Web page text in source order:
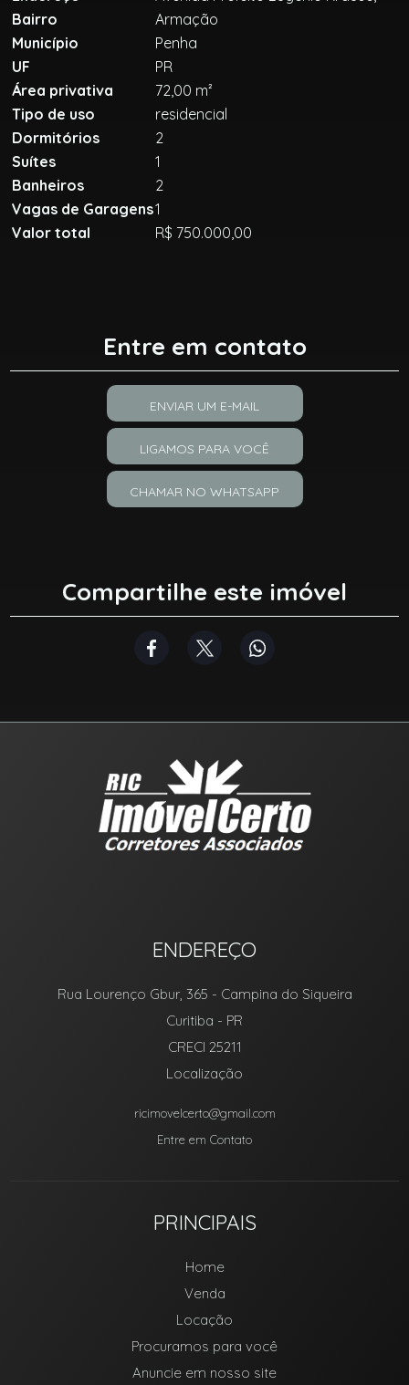
Bairro
Armação
Município
Penha
UF
PR
Área privativa
72,00 m²
Tipo de uso
residencial
Dormitórios
2
Suítes
1
Banheiros
2
Vagas de Garagens1
Valor total
R$ 750.000,00
Entre em contato
ENVIAR UM E-MAIL
LIGAMOS PARA VOCÊ
CHAMAR NO WHATSAPP
Compartilhe este imóvel
ENDEREÇO
Rua Lourenço Gbur, 365 - Campina do Siqueira
Curitiba - PR
CRECI 25211
Localização
ricimovelcerto@gmail.com
Entre em Contato
PRINCIPAIS
Home
Venda
Locação
Procuramos para você
Anuncie em nosso site